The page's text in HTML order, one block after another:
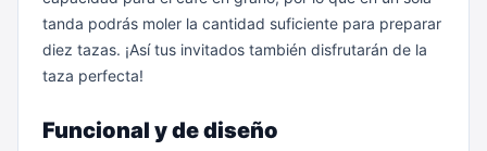
tanda podrás moler la cantidad suficiente para preparar
diez tazas. ¡Así tus invitados también disfrutarán de la
taza perfecta!
Funcional y de diseño